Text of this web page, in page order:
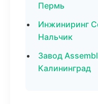
Пермь
Инжиниринг
Нальчик
Завод
Калининград